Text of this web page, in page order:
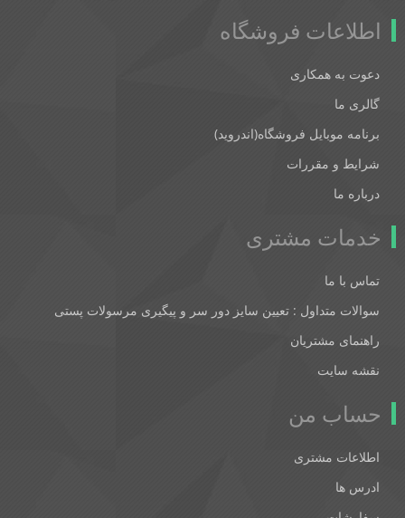
اطلاعات فروشگاه
دعوت به همکاری
گالری ما
برنامه موبایل فروشگاه(اندروید)
شرایط و مقررات
درباره ما
خدمات مشتری
تماس با ما
سوالات متداول : تعیین سایز دور سر و پیگیری مرسولات پستی
راهنمای مشتریان
نقشه سایت
حساب من
اطلاعات مشتری
ادرس ها